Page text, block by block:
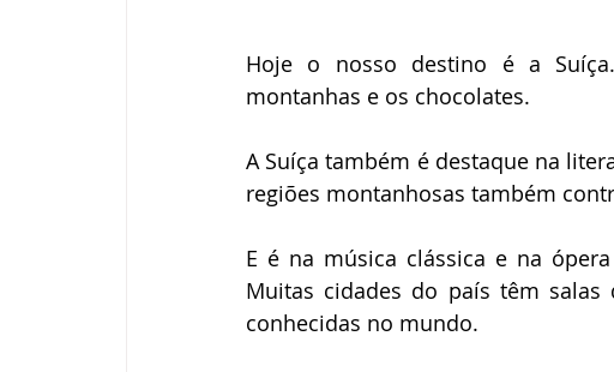
Hoje o nosso destino é a
montanhas e os chocolates.
A Suíça também é destaque na
regiões montanhosas também
E é na música clássica e na
Muitas cidades do país têm
conhecidas no mundo.